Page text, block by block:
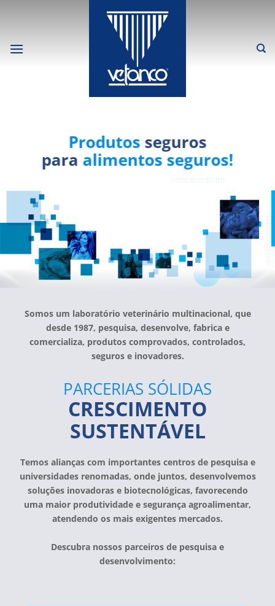
Produtos seguros
para alimentos seguros!
Somos um laboratório veterinário multinacional, que
desde 1987, pesquisa, desenvolve, fabrica e
comercializa, produtos comprovados, controlados,
seguros e inovadores.
PARCERIAS SÓLIDAS
CRESCIMENTO
SUSTENTÁVEL
Temos alianças com importantes centros de pesquisa e
universidades renomadas, onde juntos, desenvolvemos
soluções inovadoras e biotecnológicas, favorecendo
uma maior produtividade e segurança agroalimentar,
atendendo os mais exigentes mercados.
Descubra nossos parceiros de pesquisa e
desenvolvimento: